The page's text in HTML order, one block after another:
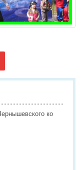
ко